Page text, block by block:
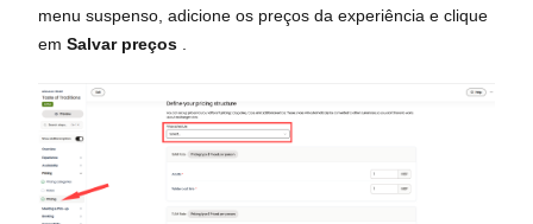
menu suspenso, adicione os preços da experiência e clique
em Salvar preços